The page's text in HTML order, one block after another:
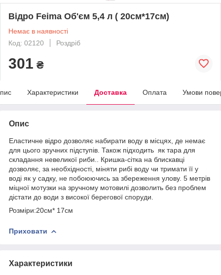
Відро Feima Об'єм 5,4 л ( 20см*17см)
Немає в наявності
Код: 02120
Роздріб
301 ₴
Характеристики Доставка Оплата Умови
Опис
Еластичне відро дозволяє набирати воду в місцях, де немає
для цього зручних підступів. Також підходить як тара для
складання невеликої риби.. Кришка-сітка на блискавці
дозволяє, за необхідності, міняти рибі воду чи тримати її у
воді як у садку, не побоюючись за збереження улову. 5 метрів
міцної мотузки на зручному мотовилі дозволить без проблем
дістати до води з високої берегової споруди.
Розміри:20см* 17см
Приховати
Характеристики